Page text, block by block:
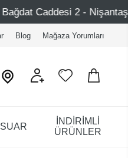
Nişantaşı – Etiler –
Blog Mağaza Yorumları
İNDİRİMLİ
ÜRÜNLER